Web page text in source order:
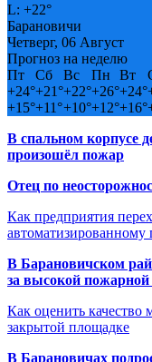
L: +22°
Барановичи
Четверг, 06 Август
Прогноз на неделю
Пт
Сб Вс Пн Вт
+24°+21°+22°+26°+24°
+15°+11°+10°+12°+16°
В спальном корпусе
произошёл пожар
Отец по
Как предприятия
автоматизированному
В Барановичском
за высокой пожарной
Как оценить качество
закрытой площадке
В Барановичах